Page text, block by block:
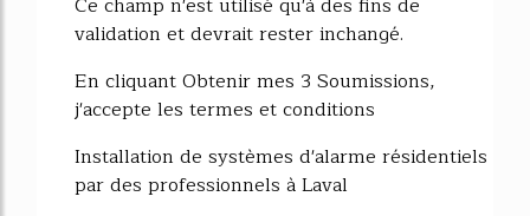
Ce champ n'est utilisé qu'à des fins de
validation et devrait rester inchangé.
En cliquant Obtenir mes 3 Soumissions,
j'accepte les termes et conditions
Installation de systèmes d'alarme résidentiels
par des professionnels à Laval